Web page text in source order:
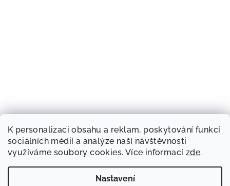
K personalizaci obsahu a reklam, poskytování funkcí
sociálních médií a analýze naší návštěvnosti
využíváme soubory cookies. Více informací zde.
Nastavení